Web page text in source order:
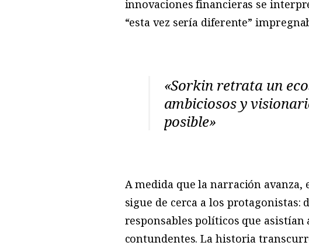
innovaciones financieras se
“esta vez sería diferente”
«Sorkin retrata un
ambiciosos y
posible»
A medida que la narración
sigue de cerca a los protagonistas:
responsables políticos que
contundentes. La historia